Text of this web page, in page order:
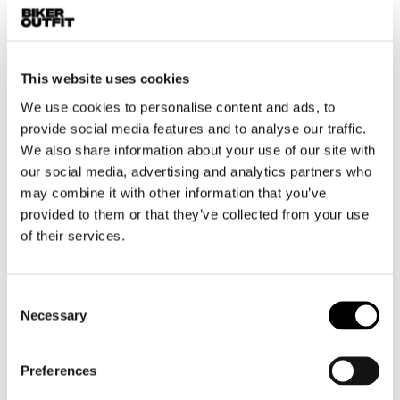
This website uses cookies
We use cookies to personalise content and ads, to
provide social media features and to analyse our traffic.
We also share information about your use of our site with
our social media, advertising and analytics partners who
may combine it with other information that you’ve
provided to them or that they’ve collected from your use
of their services.
Selection
Necessary
Preferences
Motor leggings dames
Motorhandschoenen dames
Motorlaarzen dames
Motorschoenen dames
MX
MX helmen
Overig